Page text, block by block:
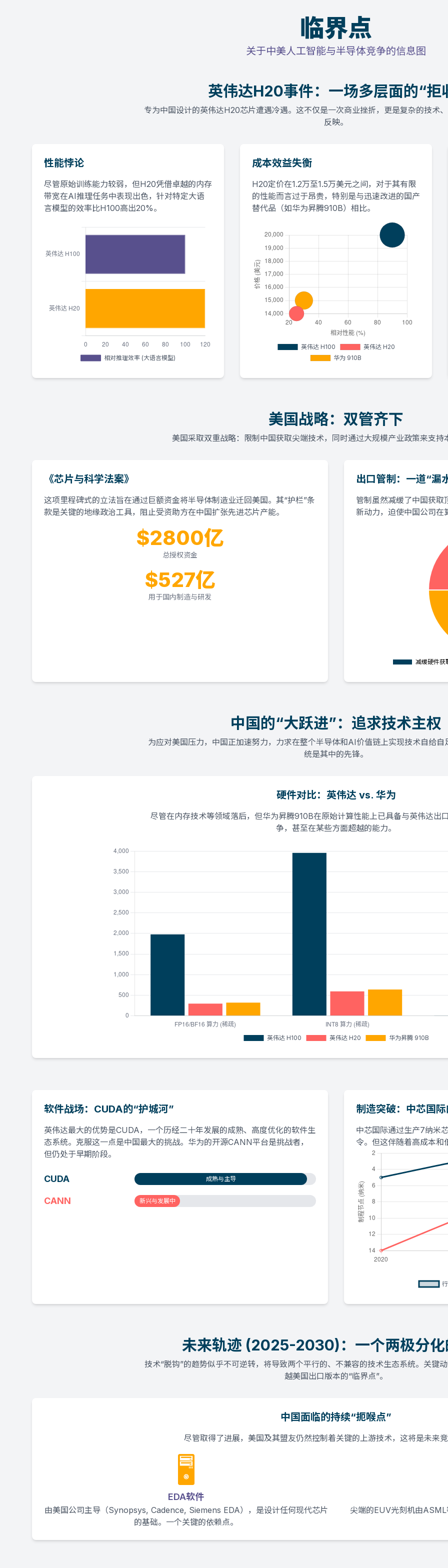
临界点
关于中美人工智能与半导体竞争的信息图
英伟达H20事件：一场多层面的“拒
专为中国设计的英伟达H20芯片遭遇冷遇。这不仅是一次商业挫折，更是复杂的技术
反映。
性能悖论
尽管原始训练能力较弱，但H20凭借卓越的内存
带宽在AI推理任务中表现出色，针对特定大语
言模型的效率比H100高出20%。
成本效益失衡
H20定价在1.2万至1.5万美元之间，对于其有限
的性能而言过于昂贵，特别是与迅速改进的国产
替代品（如华为昇腾910B）相比。
美国战略：双管齐下
美国采取双重战略：限制中国获取尖端技术，同时通过大规模产业政策来支持
《芯片与科学法案》
这项里程碑式的立法旨在通过巨额资金将半导体制造业迁回美国。其“护栏”条
款是关键的地缘政治工具，阻止受资助方在中国扩张先进芯片产能。
$2800亿
总授权资金
$527亿
用于国内制造与研发
出口管制：一道“漏
管制虽然减缓了中国获
新动力，迫使中国公司在
中国的“大跃进”：追求技术主权
为应对美国压力，中国正加速努力，力求在整个半导体和AI价值链上实现技术自给自
统是其中的先锋。
硬件对比：英伟达 vs. 华为
尽管在内存技术等领域落后，但华为昇腾910B在原始计算性能上已具备与英伟达出
争，甚至在某些方面超越的能力。
软件战场：CUDA的“护城河”
英伟达最大的优势是CUDA，一个历经二十年发展的成熟、高度优化的软件生
态系统。克服这一点是中国最大的挑战。华为的开源CANN平台是挑战者，
但仍处于早期阶段。
CUDA 成熟与主导
CANN 新兴与发展中
制造突破：中芯国
中芯国际通过生产7纳米
令。但这伴随着高成本
未来轨迹 (2025-2030)：一个两极分化
技术“脱钩”的趋势似乎不可逆转，将导致两个平行的、不兼容的技术生态系统。关键
越美国出口版本的“临界点”。
中国面临的持续“扼喉点”
尽管取得了进展，美国及其盟友仍然控制着关键的上游技术，这将是未来
🖥️
EDA软件
由美国公司主导（Synopsys, Cadence, Siemens EDA），是设计任何现代芯片
的基础。一个关键的依赖点。
尖端的EUV光刻机由